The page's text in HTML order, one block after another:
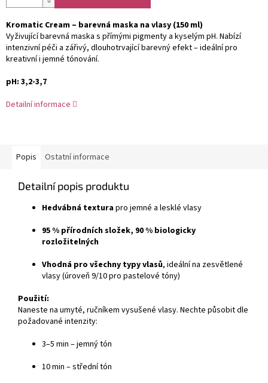
Kromatic Cream – barevná maska na vlasy (150 ml)
Vyživující barevná maska s přímými pigmenty a kyselým pH. Nabízí
intenzivní péči a zářivý, dlouhotrvající barevný efekt – ideální pro
kreativní i jemné tónování.
pH: 3,2-3,7
Detailní informace
Popis Ostatní informace
Detailní popis produktu
Hedvábná texturapro jemné a lesklé vlasy
95 % přírodních složek, 90 % biologicky
rozložitelných
Vhodná pro všechny typy vlasů, ideální na zesvětlené
vlasy (úroveň 9/10 pro pastelové tóny)
Použití:
Naneste na umyté, ručníkem vysušené vlasy. Nechte působit dle
požadované intenzity:
3–5 min – jemný tón
10 min – střední tón